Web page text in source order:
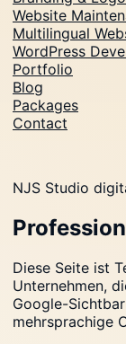
Website
Multilingual
WordPress
Portfolio
Blog
Packages
Contact
NJS Studio
Diese Seite ist
Unternehmen,
Google-
mehrsprachige